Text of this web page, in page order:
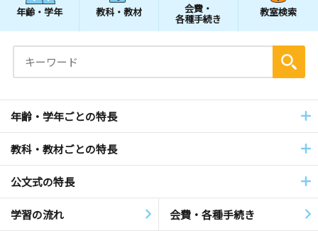
年齢・学年 教科・教材 会費・
各種手続き
教室検索
年齢・学年ごとの特長
教科・教材ごとの特長
公文式の特長
学習の流れ 会費・各種手続き